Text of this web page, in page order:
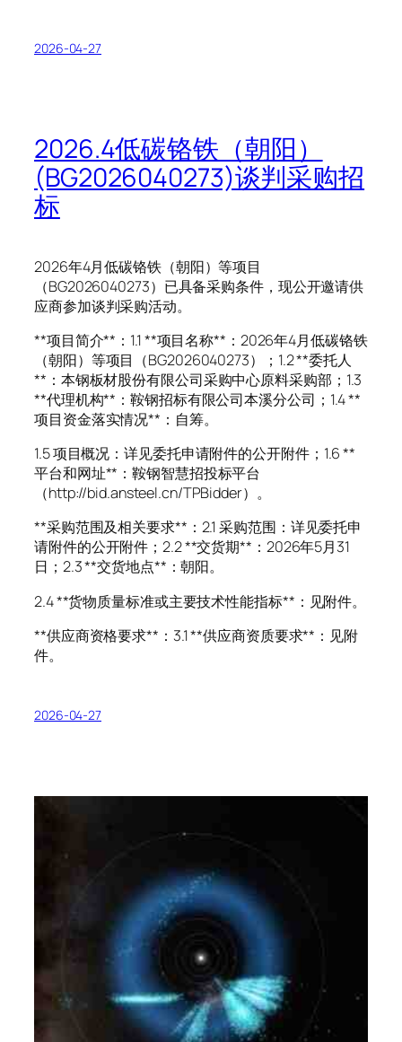
2026-04-27
2026.4低碳铬铁（朝阳）
(BG2026040273)谈判采购招
标
2026年4月低碳铬铁（朝阳）等项目
（BG2026040273）已具备采购条件，现公开邀请供
应商参加谈判采购活动。
**项目简介**：1.1 **项目名称**：2026年4月低碳铬铁
（朝阳）等项目（BG2026040273）；1.2 **委托人
**：本钢板材股份有限公司采购中心原料采购部；1.3
**代理机构**：鞍钢招标有限公司本溪分公司；1.4 **
项目资金落实情况**：自筹。
1.5 项目概况：详见委托申请附件的公开附件；1.6 **
平台和网址**：鞍钢智慧招投标平台
（http://bid.ansteel.cn/TPBidder）。
**采购范围及相关要求**：2.1 采购范围：详见委托申
请附件的公开附件；2.2 **交货期**：2026年5月31
日；2.3 **交货地点**：朝阳。
2.4 **货物质量标准或主要技术性能指标**：见附件。
**供应商资格要求**：3.1 **供应商资质要求**：见附
件。
2026-04-27